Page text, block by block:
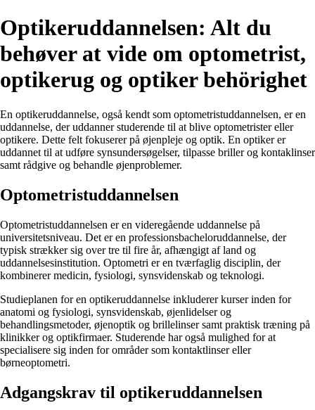
Optikeruddannelsen: Alt du
behøver at vide om optometrist,
optikerug og optiker behörighet
En optikeruddannelse, også kendt som optometristuddannelsen, er en
uddannelse, der uddanner studerende til at blive optometrister eller
optikere. Dette felt fokuserer på øjenpleje og optik. En optiker er
uddannet til at udføre synsundersøgelser, tilpasse briller og kontaklinser
samt rådgive og behandle øjenproblemer.
Optometristuddannelsen
Optometristuddannelsen er en videregående uddannelse på
universitetsniveau. Det er en professionsbacheloruddannelse, der
typisk strækker sig over tre til fire år, afhængigt af land og
uddannelsesinstitution. Optometri er en tværfaglig disciplin, der
kombinerer medicin, fysiologi, synsvidenskab og teknologi.
Studieplanen for en optikeruddannelse inkluderer kurser inden for
anatomi og fysiologi, synsvidenskab, øjenlidelser og
behandlingsmetoder, øjenoptik og brillelinser samt praktisk træning på
klinikker og optikfirmaer. Studerende har også mulighed for at
specialisere sig inden for områder som kontaktlinser eller
børneoptometri.
Adgangskrav til optikeruddannelsen